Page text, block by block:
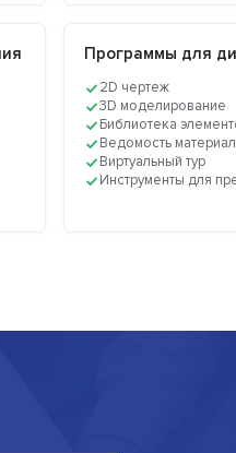
Программы для
2D чертеж
3D моделирование
Библиотека
Ведомость
Виртуальный тур
Инструменты для